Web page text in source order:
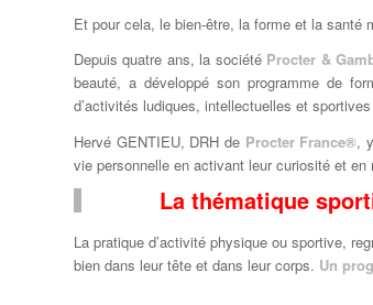
Et pour cela, le bien-être, la forme et la santé
Depuis quatre ans, la société Procter &
beauté, a développé son programme de
d’activités ludiques, intellectuelles et
Hervé GENTIEU, DRH de Procter France®,
vie personnelle en activant leur curiosité et
La thématique
La pratique d’activité physique ou sportive,
bien dans leur tête et dans leur corps. Un